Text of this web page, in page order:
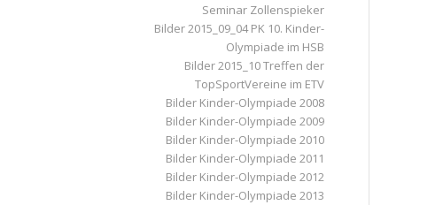
Seminar Zollenspieker
Bilder 2015_09_04 PK 10. Kinder-
Olympiade im HSB
Bilder 2015_10 Treffen der
TopSportVereine im ETV
Bilder Kinder-Olympiade 2008
Bilder Kinder-Olympiade 2009
Bilder Kinder-Olympiade 2010
Bilder Kinder-Olympiade 2011
Bilder Kinder-Olympiade 2012
Bilder Kinder-Olympiade 2013